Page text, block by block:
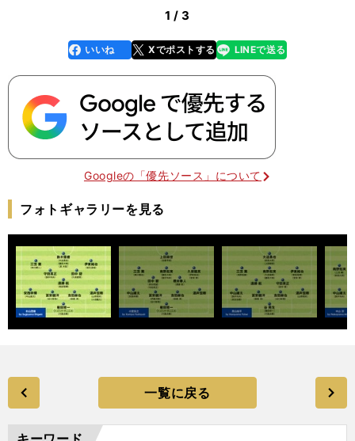
1 / 3
faceboo
k
いいね Xでポストする
line LINEで送る
Googleの「優先ソース」について
フォトギャラリーを見る
一覧に戻る